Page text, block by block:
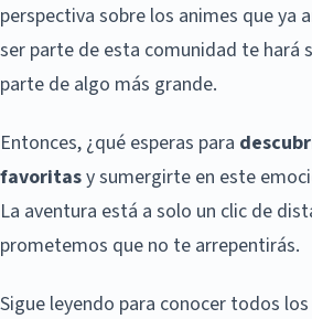
perspectiva sobre los animes que ya
ser parte de esta comunidad te hará
parte de algo más grande.
Entonces, ¿qué esperas para
favoritasy sumergirte en este
La aventura está a solo un clic de
prometemos que no te arrepentirás.
Sigue leyendo para conocer todos